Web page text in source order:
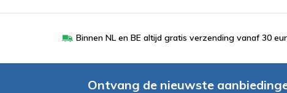
Binnen NL en BE altijd gratis verzending vanaf 30
Ontvang de nieuwste